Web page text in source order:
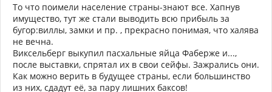
То что поимели население страны-знают все. Хапнув
имущество, тут же стали выводить всю прибыль за
бугор:виллы, замки и пр. , прекрасно понимая, что халява
не вечна.
Виксельберг выкупил пасхальные яйца Фаберже и...,
после выставки, спрятал их в свои сейфы. Зажрались они.
Как можно верить в будущее страны, если большинство
из них, сдадут её, за пару лишних баксов!